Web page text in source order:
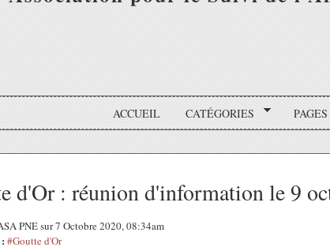
ACCUEIL CATÉGORIES PAGES
d'Or : réunion d'information le 9
PNE sur 7 Octobre 2020, 08:34am
#Goutte d'Or